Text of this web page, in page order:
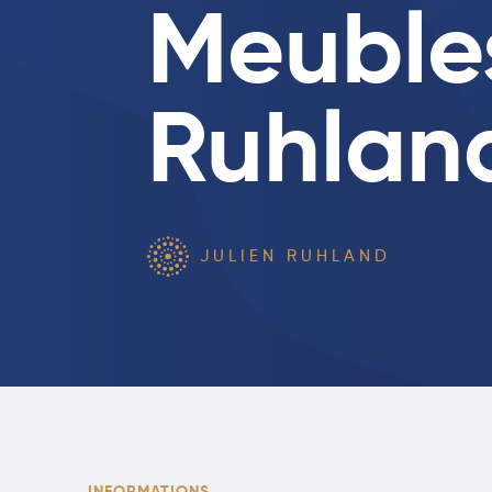
JULIEN RUHLAND